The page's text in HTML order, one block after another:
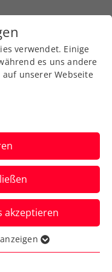
TV
muss
zieht
verwendet. Einige
es uns andere
unserer Webseite
akzeptieren